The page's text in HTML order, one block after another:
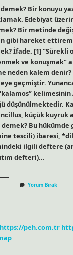
Bir konuyu
Edebiyat
Bir metinde
gibi hareket
İfade. [1] “Sürekli
ve konuşmak”
neden kalem
geçmiştir.
düşünülmektedir.
küçük kuyruk
demek? Bu
tescili) ibaresi,
ilgili deftere
defteri)…
Yorum Bırak
https://peh.com.tr